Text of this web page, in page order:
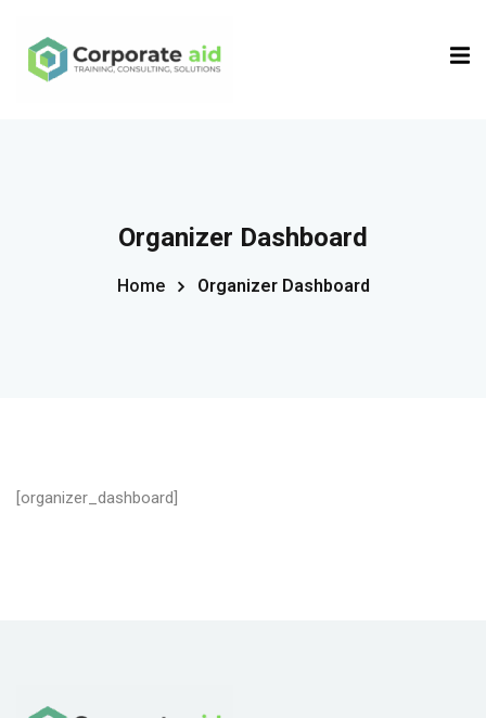
Organizer Dashboard
Home Organizer Dashboard
[organizer_dashboard]
Sign in